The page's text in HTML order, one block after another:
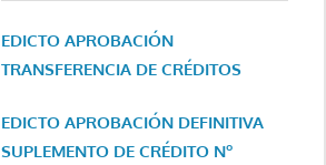
EDICTO APROBACIÓN
TRANSFERENCIA DE CRÉDITOS
EDICTO APROBACIÓN DEFINITIVA
SUPLEMENTO DE CRÉDITO Nº